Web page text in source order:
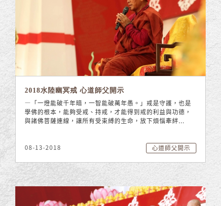
2018水陸幽冥戒 心道師父開示
—「一燈能破千年暗，一智能破萬年愚。」戒是守護，也是
學佛的根本，能夠受戒、持戒，才能得到戒的利益與功德，
與諸佛菩薩連線，讓所有受束縛的生命，放下煩惱牽絆...
08-13-2018 心道師父開示